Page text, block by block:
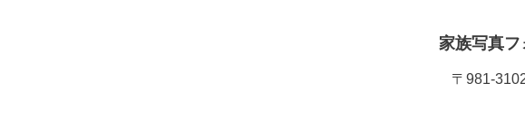
家族写真
〒981-